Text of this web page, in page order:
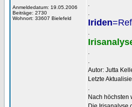
Anmeldedatum: 19.05.2006
Beiträge: 2730
Wohnort: 33607 Bielefeld
.
.
Iriden
.
.
.
Autor: Jutta
Letzte
.
Nach höchsten